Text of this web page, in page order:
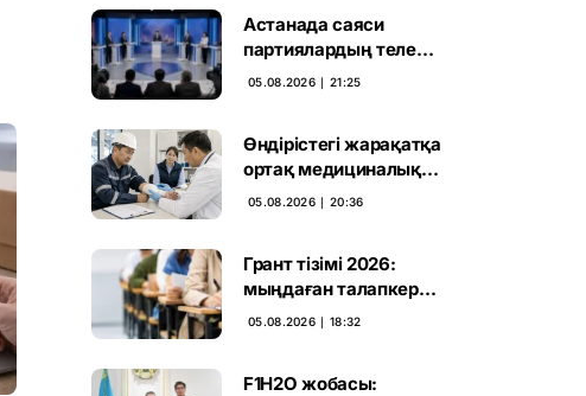
Астанада саяси
партиялардың теле
дебаты басталды
05.08.2026 ∣ 21:25
Өндірістегі жарақатқа
ортақ медициналық
талап енгізілмек
05.08.2026 ∣ 20:36
Грант тізімі 2026:
мыңдаған талапкердің
тағдыры 10 тамызға
05.08.2026 ∣ 18:32
F1H2O жобасы: